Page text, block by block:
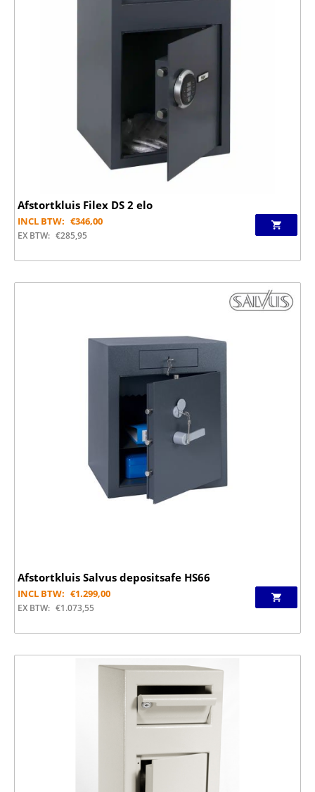
Afstortkluis Filex DS 2 elo
INCL BTW: €346,00
EX BTW: €285,95
Afstortkluis Salvus depositsafe HS66
INCL BTW: €1.299,00
EX BTW: €1.073,55